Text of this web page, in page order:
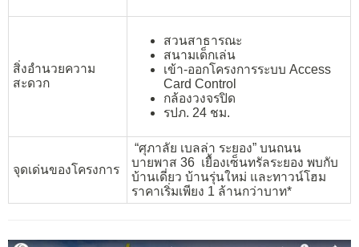
สิ่งอำนวยความ
สะดวก
สวนสาธารณะ
สนามเด็กเล่น
เข้า-ออกโครงการระบบ Access
Card Control
กล้องวงจรปิด
รปภ. 24 ชม.
จุดเด่นของโครงการ
“ศุภาลัย เบลล่า ระยอง” บนถนน
บายพาส 36 เยื้องเซ็นทรัลระยอง พบกับ
บ้านเดี่ยว บ้านรุ่นใหม่ และทาวน์โฮม
ราคาเริ่มเพียง 1 ล้านกว่าบาท*